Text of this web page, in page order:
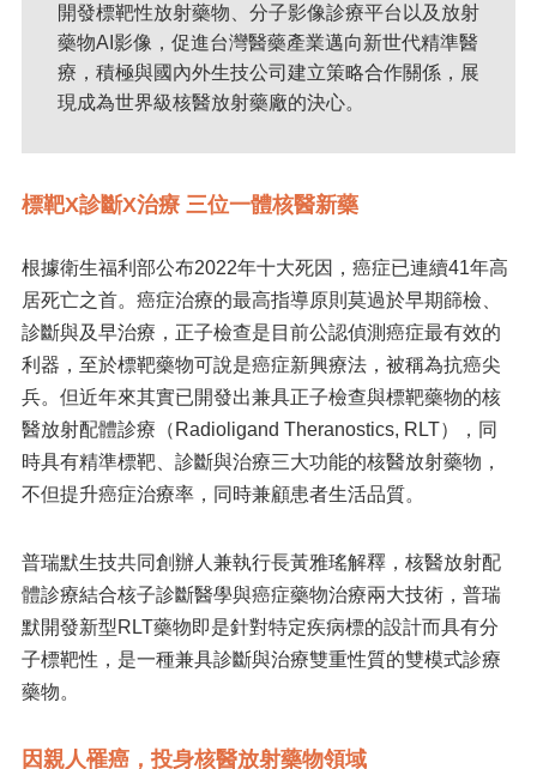
開發標靶性放射藥物、分子影像診療平台以及放射
藥物AI影像，促進台灣醫藥產業邁向新世代精準醫
療，積極與國內外生技公司建立策略合作關係，展
現成為世界級核醫放射藥廠的決心。
標靶X診斷X治療 三位一體核醫新藥
根據衛生福利部公布2022年十大死因，癌症已連續41年高
居死亡之首。癌症治療的最高指導原則莫過於早期篩檢、
診斷與及早治療，正子檢查是目前公認偵測癌症最有效的
利器，至於標靶藥物可說是癌症新興療法，被稱為抗癌尖
兵。但近年來其實已開發出兼具正子檢查與標靶藥物的核
醫放射配體診療（Radioligand Theranostics, RLT），同
時具有精準標靶、診斷與治療三大功能的核醫放射藥物，
不但提升癌症治療率，同時兼顧患者生活品質。
普瑞默生技共同創辦人兼執行長黃雅瑤解釋，核醫放射配
體診療結合核子診斷醫學與癌症藥物治療兩大技術，普瑞
默開發新型RLT藥物即是針對特定疾病標的設計而具有分
子標靶性，是一種兼具診斷與治療雙重性質的雙模式診療
藥物。
因親人罹癌，投身核醫放射藥物領域